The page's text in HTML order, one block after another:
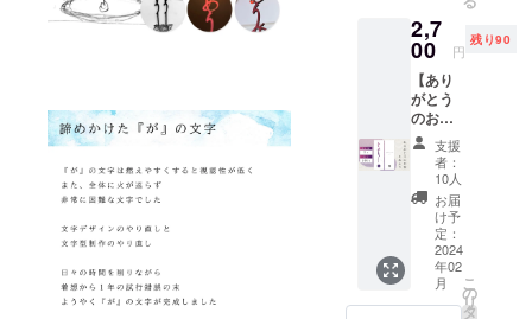
送料・
税込の
金額で
す。
※製品改
良のた
め、お
香本体
や化粧
箱、付
属品な
どのデ
ザイ
ン・仕
様は一
部変更
になる
可能性
がござ
いませ
ん。 お
香立て
も付属
してお
りすぐ
にご利
用いた
だけま
す。 ※
直径
15cm以
上の受
け皿を
ご用意
くださ
け予
定》
2024年
3月 大
切な方
への贈
り物に
もご利
用いた
だける
よう化
粧箱に
もこだ
わりま
した。
お一人
2,7
00 円
残り90
【あり
がとう
のお香
１本入
り】
《色》
グラ
デー
ション
カラー
（コス
モス）
《2月ご
支援
者：
10人
お届
け予
定：
2024
年02
月
こ
の
リ
タ